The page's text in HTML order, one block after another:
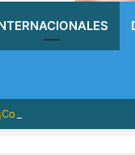
¡Con Presupuesto Pírrico